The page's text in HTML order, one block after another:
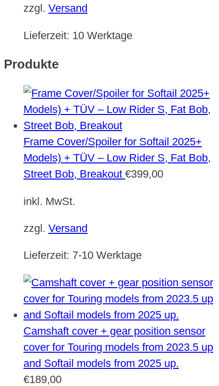
zzgl. Versand
Lieferzeit: 10 Werktage
Produkte
Frame Cover/Spoiler for Softail 2025+
Models) + TÜV – Low Rider S, Fat Bob,
Street Bob, Breakout €399,00
inkl. MwSt.
zzgl. Versand
Lieferzeit: 7-10 Werktage
Camshaft cover + gear position sensor
cover for Touring models from 2023.5 up
and Softail models from 2025 up.
€189,00